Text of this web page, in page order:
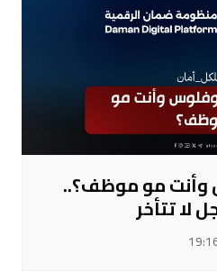
وأنت مو موظف؟..
لا تتأخر